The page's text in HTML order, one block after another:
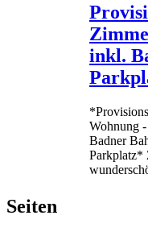
inkl.
Wohnung
Badner
Parkplatz*
Seiten